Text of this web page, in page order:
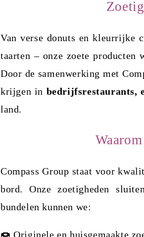
Van verse donuts en kleurrijke
taarten – onze zoete producten
Door de samenwerking met
krijgen in bedrijfsrestaurants,
land.
Compass Group staat voor
bord. Onze zoetigheden
bundelen kunnen we:
🍩 Originele en huisgemaakte